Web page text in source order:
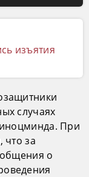
изъятия
случаях
При
за
о